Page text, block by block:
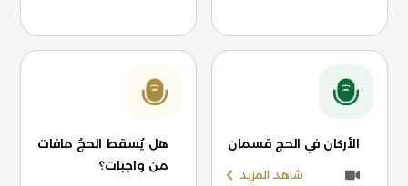
الأركان في الحج قسمان
شاهد المزيد
هل يُسقط الحجُ مافات
من واجبات؟